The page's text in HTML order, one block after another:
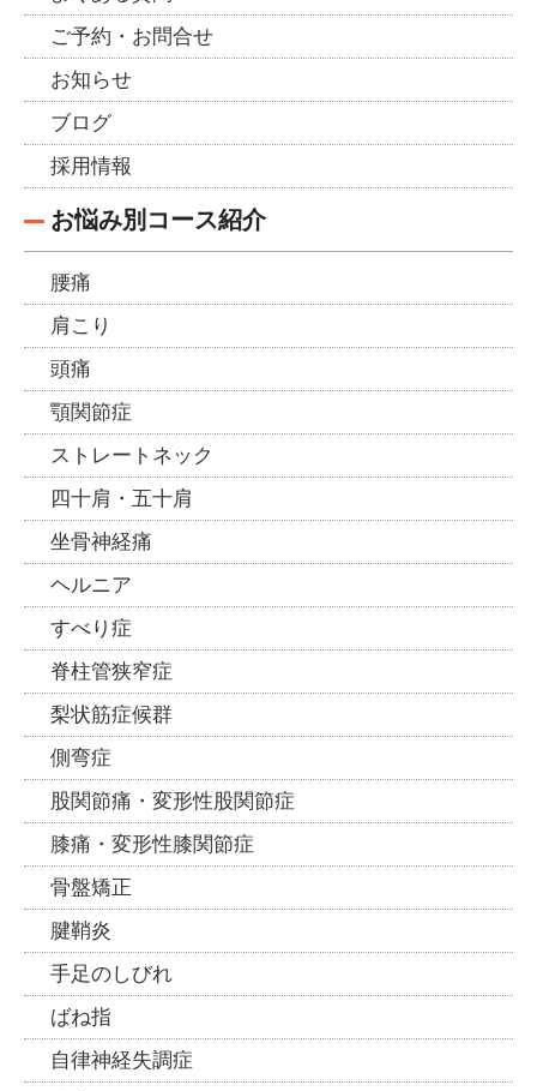
ご予約・お問合せ
お知らせ
ブログ
採用情報
お悩み別コース紹介
腰痛
肩こり
頭痛
顎関節症
ストレートネック
四十肩・五十肩
坐骨神経痛
ヘルニア
すべり症
脊柱管狭窄症
梨状筋症候群
側弯症
股関節痛・変形性股関節症
膝痛・変形性膝関節症
骨盤矯正
腱鞘炎
手足のしびれ
ばね指
自律神経失調症